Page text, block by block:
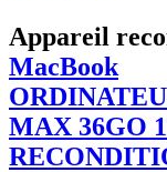
Appareil
MacBook
MAX 36GO